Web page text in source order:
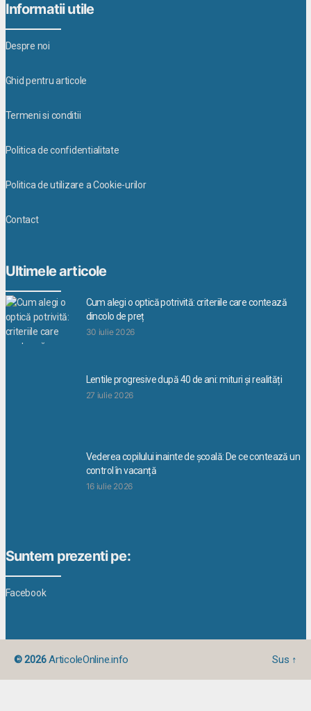
Informatii utile
Despre noi
Ghid pentru articole
Termeni si conditii
Politica de confidentialitate
Politica de utilizare a Cookie-urilor
Contact
Ultimele articole
Cum alegi o optică potrivită: criteriile care contează
dincolo de preț
30 iulie 2026
Lentile progresive după 40 de ani: mituri și realități
27 iulie 2026
Vederea copilului inainte de școală: De ce contează un
control în vacanță
16 iulie 2026
Suntem prezenti pe:
Facebook
© 2026ArticoleOnline.info Sus ↑